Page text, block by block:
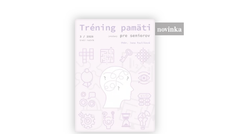
novinka